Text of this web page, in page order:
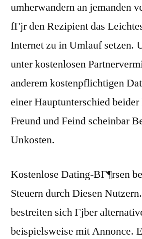
umherwandern an jemanden
fГјr den Rezipient das
Internet zu in Umlauf setzen.
unter kostenlosen
anderem kostenpflichtigen
einer Hauptunterschied
Freund und Feind scheinbar
Unkosten.
Kostenlose Dating-BГ¶rsen
Steuern durch Diesen
bestreiten sich Гјber
beispielsweise mit Annonce.